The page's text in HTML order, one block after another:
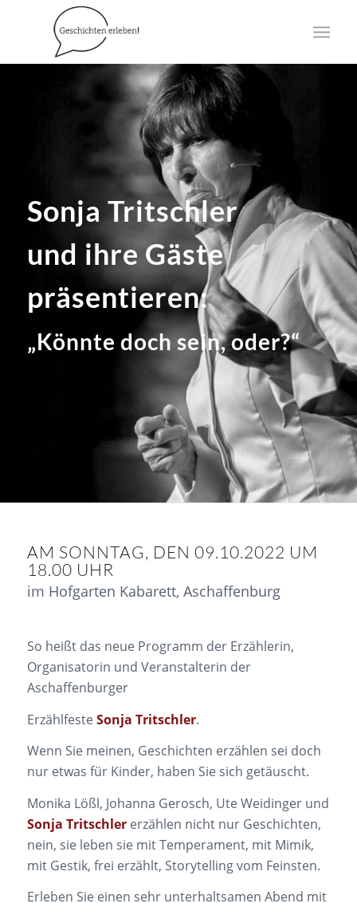
Sonja Tritschler
und ihre Gäste
präsentieren:
„Könnte doch sein, oder?“
AM SONNTAG, DEN 09.10.2022 UM
18.00 UHR
im Hofgarten Kabarett, Aschaffenburg
So heißt das neue Programm der Erzählerin,
Organisatorin und Veranstalterin der
Aschaffenburger
ErzählfesteSonja Tritschler.
Wenn Sie meinen, Geschichten erzählen sei doch
nur etwas für Kinder, haben Sie sich getäuscht.
Monika Lößl, Johanna Gerosch, Ute Weidinger und
Sonja Tritschlererzählen nicht nur Geschichten,
nein, sie leben sie mit Temperament, mit Mimik,
mit Gestik, frei erzählt, Storytelling vom Feinsten.
Erleben Sie einen sehr unterhaltsamen Abend mit